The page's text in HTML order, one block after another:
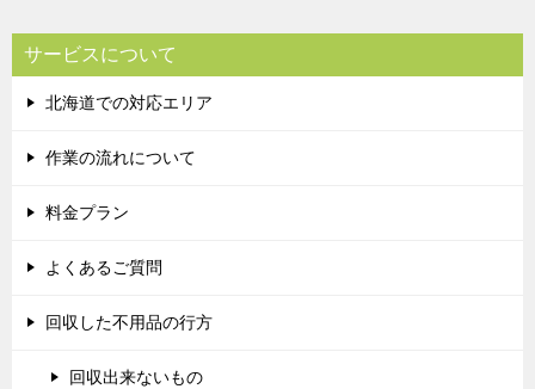
サービスについて
北海道での対応エリア
作業の流れについて
料金プラン
よくあるご質問
回収した不用品の行方
回収出来ないもの